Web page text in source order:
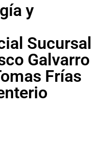
y
Sucursal
Galvarro
Frías